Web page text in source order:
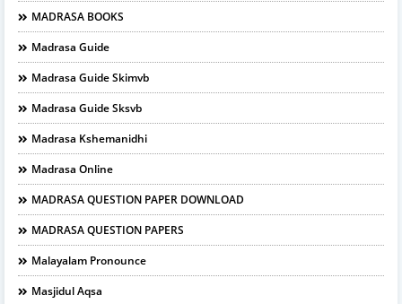
MADRASA BOOKS
Madrasa Guide
Madrasa Guide Skimvb
Madrasa Guide Sksvb
Madrasa Kshemanidhi
Madrasa Online
MADRASA QUESTION PAPER DOWNLOAD
MADRASA QUESTION PAPERS
Malayalam Pronounce
Masjidul Aqsa